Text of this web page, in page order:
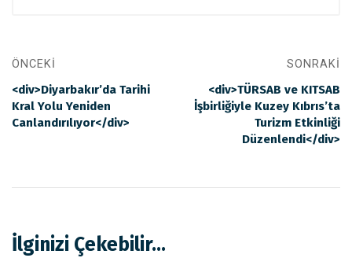
ÖNCEKI
<div>Diyarbakır’da Tarihi
Kral Yolu Yeniden
Canlandırılıyor</div>
SONRAKI
<div>TÜRSAB ve KITSAB
İşbirliğiyle Kuzey Kıbrıs’ta
Turizm Etkinliği
Düzenlendi</div>
İlginizi Çekebilir...